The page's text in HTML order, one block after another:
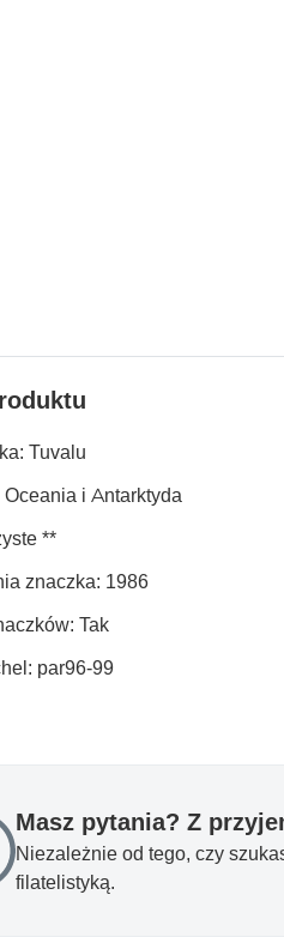
Tuvalu
Oceania i Antarktyda
**
znaczka: 1986
Tak
par96-99
Masz pytania? Z
Niezależnie od tego, czy
filatelistyką.